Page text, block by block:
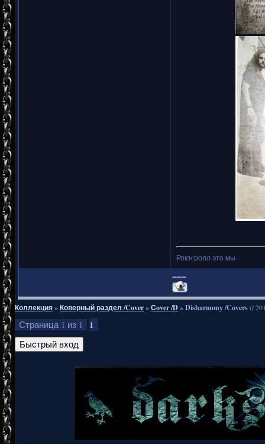
Рок'н'ролл это мы
===
Коллекция»Коверный раздел /Cover»Сover /D»Disharmony /Covers(/
Страница 1 из 1 1